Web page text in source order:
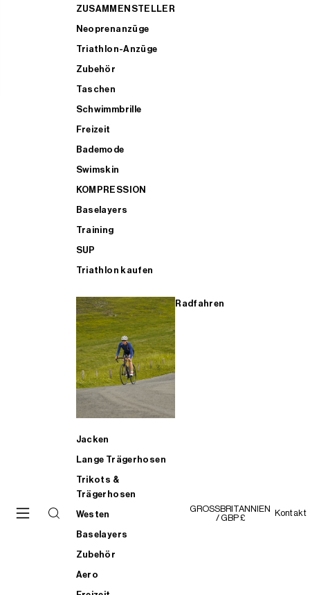
ZUSAMMENSTELLER
Neoprenanzüge
Triathlon-Anzüge
Zubehör
Taschen
Schwimmbrille
Freizeit
Bademode
Swimskin
KOMPRESSION
Baselayers
Training
SUP
Triathlon kaufen
Radfahren
Jacken
Lange Trägerhosen
Trikots &
Trägerhosen
Westen
Baselayers
Zubehör
Aero
GROSSBRITANNIEN
/ GBP £
Kontakt